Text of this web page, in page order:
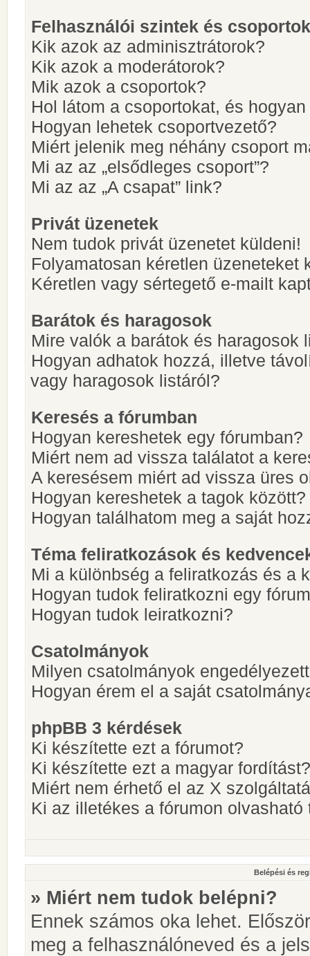
Felhasználói szintek és csoportok
Kik azok az adminisztrátorok?
Kik azok a moderátorok?
Mik azok a csoportok?
Hol látom a csoportokat, és
Hogyan lehetek csoportvezető?
Miért jelenik meg néhány csoport
Mi az az „elsődleges csoport”?
Mi az az „A csapat” link?
Privát üzenetek
Nem tudok privát üzenetet küldeni!
Folyamatosan kéretlen üzeneteket
Kéretlen vagy sértegető e-mailt
Barátok és haragosok
Mire valók a barátok és haragosok
Hogyan adhatok hozzá, illetve
vagy haragosok listáról?
Keresés a fórumban
Hogyan kereshetek egy fórumban?
Miért nem ad vissza találatot a
A keresésem miért ad vissza üres
Hogyan kereshetek a tagok között?
Hogyan találhatom meg a saját
Téma feliratkozások és
Mi a különbség a feliratkozás és a
Hogyan tudok feliratkozni egy
Hogyan tudok leiratkozni?
Csatolmányok
Milyen csatolmányok
Hogyan érem el a saját
phpBB 3 kérdések
Ki készítette ezt a fórumot?
Ki készítette ezt a magyar fordítást?
Miért nem érhető el az X
Ki az illetékes a fórumon
Belépési és
» Miért nem tudok belépni?
Ennek számos oka lehet.
meg a felhasználóneved és a